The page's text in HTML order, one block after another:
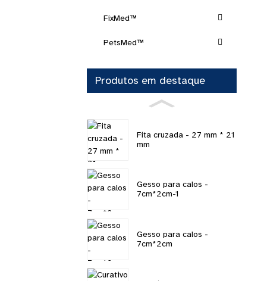
FixMed™
PetsMed™
Produtos em destaque
Fita cruzada - 27 mm * 21
mm
Gesso para calos -
7cm*2cm-1
Gesso para calos -
7cm*2cm